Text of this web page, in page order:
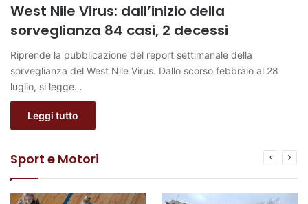
West Nile Virus: dall’inizio della
sorveglianza 84 casi, 2 decessi
Riprende la pubblicazione del report settimanale della
sorveglianza del West Nile Virus. Dallo scorso febbraio al 28
luglio, si legge…
Leggi tutto
Sport e Motori